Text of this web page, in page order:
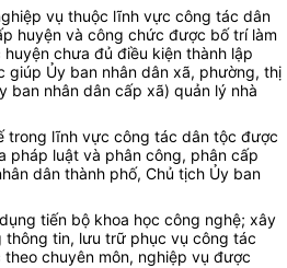
vụ thuộc lĩnh vực công tác dân
huyện và công chức được bố trí làm
chưa đủ điều kiện thành lập
giúp Ủy ban nhân dân xã, phường, thị
ban nhân dân cấp xã) quản lý nhà
trong lĩnh vực công tác dân tộc được
pháp luật và phân công, phân cấp
dân thành phố, Chủ tịch Ủy ban
tiến bộ khoa học công nghệ; xây
tin, lưu trữ phục vụ công tác
chuyên môn, nghiệp vụ được